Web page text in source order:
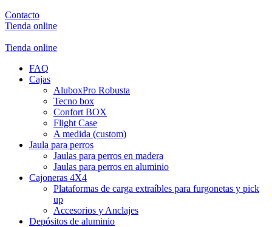
Contacto
Tienda online
Tienda online
FAQ
Cajas
AluboxPro Robusta
Tecno box
Confort BOX
Flight Case
A medida (custom)
Jaula para perros
Jaulas para perros en madera
Jaulas para perros en aluminio
Cajoneras 4X4
Plataformas de carga extraíbles para furgonetas y pick
up
Accesorios y Anclajes
Depósitos de aluminio